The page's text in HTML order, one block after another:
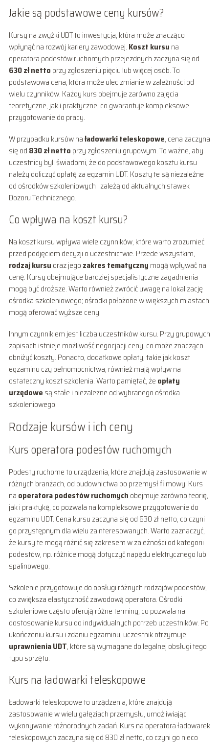
Jakie są podstawowe ceny kursów?
Kursy na zwyżki UDT to inwestycja, która może znacząco
wpłynąć na rozwój kariery zawodowej. Koszt kursu na
operatora podestów ruchomych przejezdnych zaczyna się od
630 zł netto przy zgłoszeniu pięciu lub więcej osób. To
podstawowa cena, która może ulec zmianie w zależności od
wielu czynników. Każdy kurs obejmuje zarówno zajęcia
teoretyczne, jak i praktyczne, co gwarantuje kompleksowe
przygotowanie do pracy.
W przypadku kursów naładowarki teleskopowe, cena zaczyna
się od 830 zł netto przy zgłoszeniu grupowym. To ważne, aby
uczestnicy byli świadomi, że do podstawowego kosztu kursu
należy doliczyć opłatę za egzamin UDT. Koszty te są niezależne
od ośrodków szkoleniowych i zależą od aktualnych stawek
Dozoru Technicznego.
Co wpływa na koszt kursu?
Na koszt kursu wpływa wiele czynników, które warto zrozumieć
przed podjęciem decyzji o uczestnictwie. Przede wszystkim,
rodzaj kursu oraz jego zakres tematyczny mogą wpływać na
cenę. Kursy obejmujące bardziej specjalistyczne zagadnienia
mogą być droższe. Warto również zwrócić uwagę na lokalizację
ośrodka szkoleniowego; ośrodki położone w większych miastach
mogą oferować wyższe ceny.
Innym czynnikiem jest liczba uczestników kursu. Przy grupowych
zapisach istnieje możliwość negocjacji ceny, co może znacząco
obniżyć koszty. Ponadto, dodatkowe opłaty, takie jak koszt
egzaminu czy pełnomocnictwa, również mają wpływ na
ostateczny koszt szkolenia. Warto pamiętać, że opłaty
urzędowe są stałe i niezależne od wybranego ośrodka
szkoleniowego.
Rodzaje kursów i ich ceny
Kurs operatora podestów ruchomych
Podesty ruchome to urządzenia, które znajdują zastosowanie w
różnych branżach, od budownictwa po przemysł filmowy. Kurs
na operatora podestów ruchomych obejmuje zarówno teorię,
jak i praktykę, co pozwala na kompleksowe przygotowanie do
egzaminu UDT. Cena kursu zaczyna się od 630 zł netto, co czyni
go przystępnym dla wielu zainteresowanych. Warto zaznaczyć,
że kursy te mogą różnić się zakresem w zależności od kategorii
podestów, np. różnice mogą dotyczyć napędu elektrycznego lub
spalinowego.
Szkolenie przygotowuje do obsługi różnych rodzajów podestów,
co zwiększa elastyczność zawodową operatora. Ośrodki
szkoleniowe często oferują różne terminy, co pozwala na
dostosowanie kursu do indywidualnych potrzeb uczestników. Po
ukończeniu kursu i zdaniu egzaminu, uczestnik otrzymuje
uprawnienia UDT, które są wymagane do legalnej obsługi tego
typu sprzętu.
Kurs na ładowarki teleskopowe
Ładowarki teleskopowe to urządzenia, które znajdują
zastosowanie w wielu gałęziach przemysłu, umożliwiając
wykonywanie różnorodnych zadań. Kurs na operatora ładowarek
teleskopowych zaczyna się od 830 zł netto, co czyni go nieco